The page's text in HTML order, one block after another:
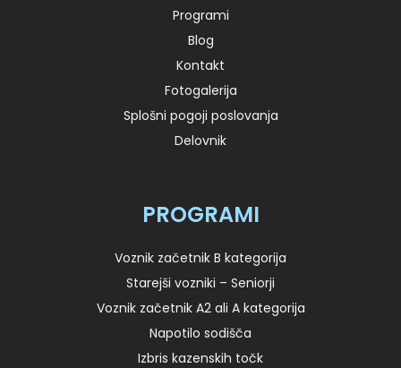
Programi
Blog
Kontakt
Fotogalerija
Splošni pogoji poslovanja
Delovnik
PROGRAMI
Voznik začetnik B kategorija
Starejši vozniki – Seniorji
Voznik začetnik A2 ali A kategorija
Napotilo sodišča
Izbris kazenskih točk